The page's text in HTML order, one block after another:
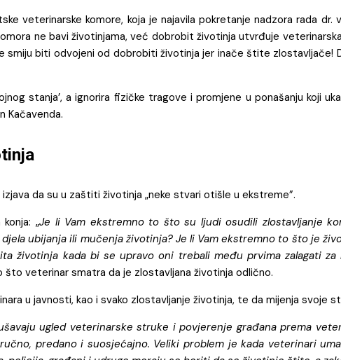
veterinarske komore, koja je najavila pokretanje nadzora rada
ne bavi životinjama, već dobrobit životinja utvrđuje
smiju biti odvojeni od dobrobiti životinja jer inače štite zlostavljače!
stanja’, a ignorira fizičke tragove i promjene u ponašanju koji
Kačavenda.
da su u zaštiti životinja „neke stvari otišle u ekstreme”.
„Je li Vam ekstremno to što su ljudi osudili zlostavljanje
ubijanja ili mučenja životinja? Je li Vam ekstremno to što je
životinja kada bi se upravo oni trebali među prvima zalagati
veterinar smatra da je zlostavljana životinja odlično.
u javnosti, kao i svako zlostavljanje životinja, te da mijenja svoje
ugled veterinarske struke i povjerenje građana prema
predano i suosjećajno. Veliki problem je kada veterinari